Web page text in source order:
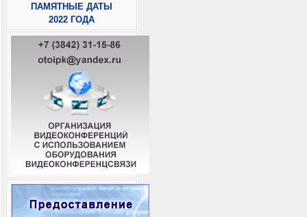
ПАМЯТНЫЕ ДАТЫ
2022 ГОДА